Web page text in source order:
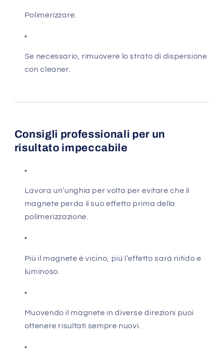
Polimerizzare.
Se necessario, rimuovere lo strato di dispersione
con cleaner.
Consigli professionali per un
risultato impeccabile
Lavora un’unghia per volta per evitare che il
magnete perda il suo effetto prima della
polimerizzazione.
Più il magnete è vicino, più l’effetto sarà nitido e
luminoso.
Muovendo il magnete in diverse direzioni puoi
ottenere risultati sempre nuovi.